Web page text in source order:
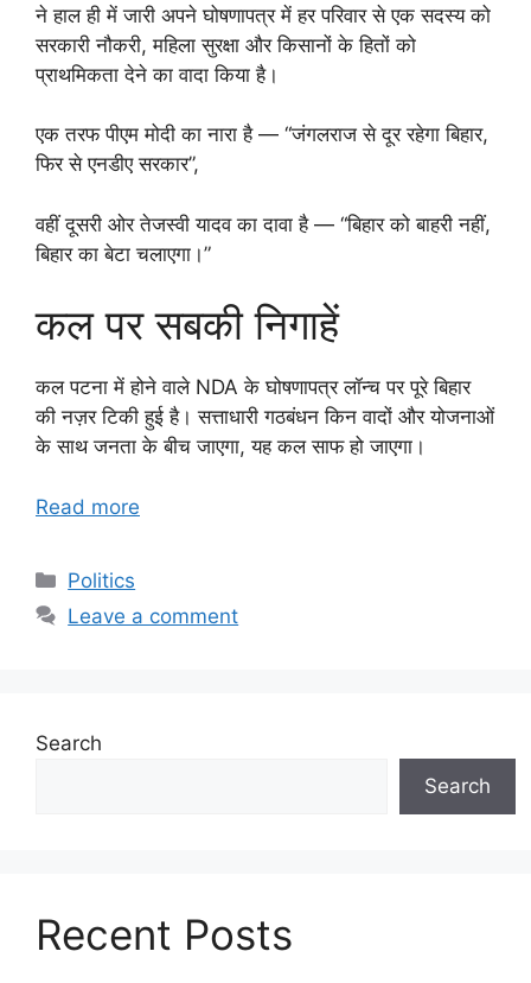
ने हाल ही में जारी अपने घोषणापत्र में हर परिवार से एक सदस्य को
सरकारी नौकरी, महिला सुरक्षा और किसानों के हितों को
प्राथमिकता देने का वादा किया है।
एक तरफ पीएम मोदी का नारा है — “जंगलराज से दूर रहेगा बिहार,
फिर से एनडीए सरकार”,
वहीं दूसरी ओर तेजस्वी यादव का दावा है — “बिहार को बाहरी नहीं,
बिहार का बेटा चलाएगा।”
कल पर सबकी निगाहें
कल पटना में होने वाले NDA के घोषणापत्र लॉन्च पर पूरे बिहार
की नज़र टिकी हुई है। सत्ताधारी गठबंधन किन वादों और योजनाओं
के साथ जनता के बीच जाएगा, यह कल साफ हो जाएगा।
Read more
Categories
Politics
Leave a comment
Search
Search
Recent Posts